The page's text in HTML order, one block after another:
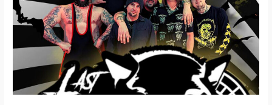
Wolves
–
altérée
avec